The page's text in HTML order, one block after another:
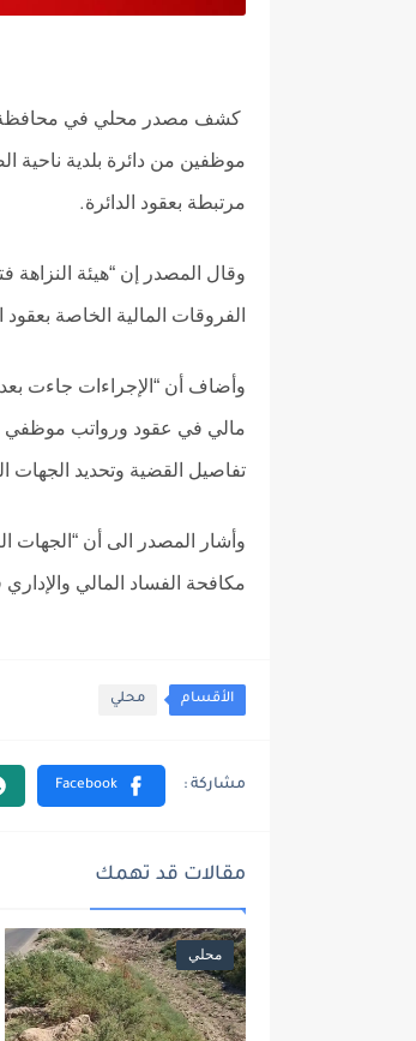
موظفين من دائرة بلدية ناحية
مرتبطة بعقود الدائرة.
وقال المصدر إن “هيئة
الفروقات المالية الخاصة بعقود البلدية،
وأضاف أن “الإجراءات جاءت
مالي في عقود ورواتب موظفي
تفاصيل القضية وتحديد الجهات
وأشار المصدر الى أن “الجهات
مكافحة الفساد المالي
الأقسام محلي
مقالات قد تهمك
محلي